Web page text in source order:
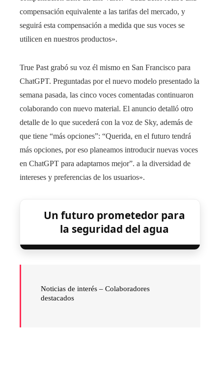
compensación equivalente a las tarifas del mercado, y
seguirá esta compensación a medida que sus voces se
utilicen en nuestros productos».
True Past grabó su voz él mismo en San Francisco para
ChatGPT. Preguntadas por el nuevo modelo presentado la
semana pasada, las cinco voces comentadas continuaron
colaborando con nuevo material. El anuncio detalló otro
detalle de lo que sucederá con la voz de Sky, además de
que tiene “más opciones”: “Querida, en el futuro tendrá
más opciones, por eso planeamos introducir nuevas voces
en ChatGPT para adaptarnos mejor”. a la diversidad de
intereses y preferencias de los usuarios».
Un futuro prometedor para
la seguridad del agua
Noticias de interés – Colaboradores
destacados